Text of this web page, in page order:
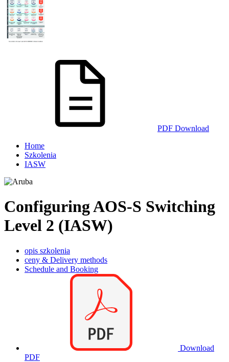
PDF Download
Home
Szkolenia
IASW
Configuring AOS-S Switching
Level 2 (IASW)
opis szkolenia
ceny & Delivery methods
Schedule and Booking
Download
PDF